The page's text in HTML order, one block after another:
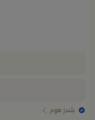
بلندز هوم